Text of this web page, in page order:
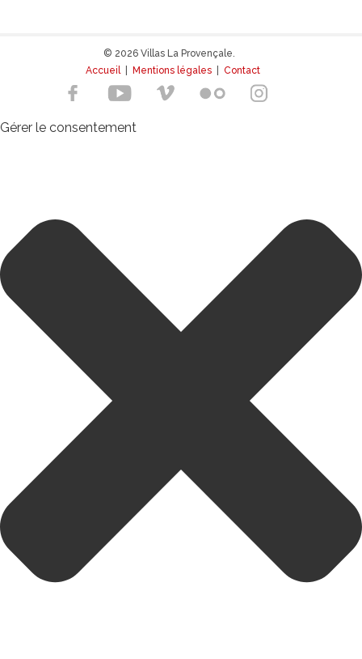
© 2026 Villas La Provençale.
Accueil| Mentions légales Contact
Gérer le consentement